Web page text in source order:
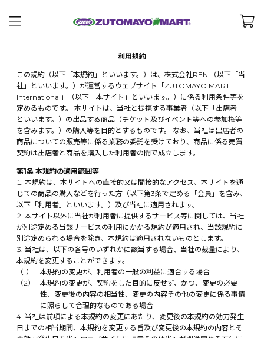
利用規約
この規約（以下「本規約」といいます。）は、株式会社RENI（以下「当
社」といいます。）が運営するウェブサイト「ZUTOMAYO MART
International」（以下「本サイト」といいます。）に係る利用条件等を
定めるものです。 本サイトは、当社と提携する事業者（以下「出店者」
といいます。）の出品する商品（チケット及びイベント等への参加権等
を含みます。）の購入等を目的とするものです。 なお、当社は出店者の
商品についての販売等に係る業務の委託を受けており、商品に係る売買
契約は出店者と商品を購入した利用者の間で成立します。
第1条 本規約の適用範囲等
本規約は、本サイトへの直接的又は間接的なアクセス、本サイトを通
じての商品の購入などを行った方（以下第3条で定める「会員」を含み、
以下「利用者」といいます。）及び当社に適用されます。
本サイト以外に当社が利用者に提供するサービス等に関しては、当社
が別途定める当該サービスの利用にかかる規約が適用され、当該規約に
別途定められる場合を除き、本規約は適用されないものとします。
当社は、以下の各号のいずれかに該当する場合、当社の裁量により、
本規約を変更することができます。
本規約の変更が、利用者の一般の利益に適合する場合
本規約の変更が、契約をした目的に反せず、かつ、変更の必要
性、変更後の内容の相当性、変更の内容その他の変更に係る事情
に照らして合理的なものである場合
当社は前項による本規約の変更にあたり、変更後の本規約の効力発生
日までの相当期間、本規約を変更する旨及び変更後の本規約の内容とそ